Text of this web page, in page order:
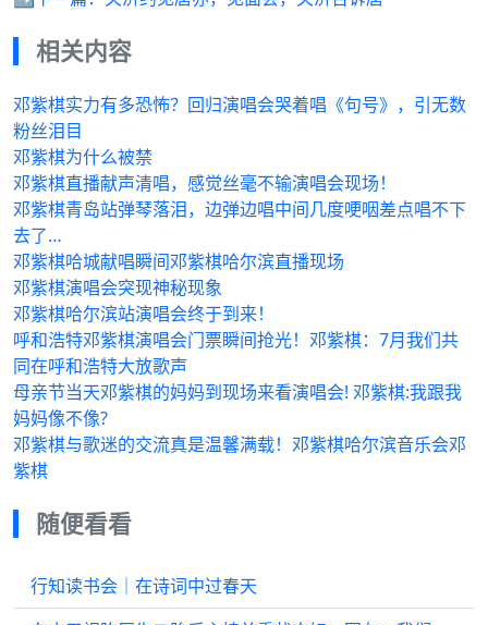
相关内容
邓紫棋实力有多恐怖？回归演唱会哭着唱《句号》，引无数
粉丝泪目
邓紫棋为什么被禁
邓紫棋直播献声清唱，感觉丝毫不输演唱会现场！
邓紫棋青岛站弹琴落泪，边弹边唱中间几度哽咽差点唱不下
去了…
邓紫棋哈城献唱瞬间邓紫棋哈尔滨直播现场
邓紫棋演唱会突现神秘现象
邓紫棋哈尔滨站演唱会终于到来！
呼和浩特邓紫棋演唱会门票瞬间抢光！邓紫棋：7月我们共
同在呼和浩特大放歌声
母亲节当天邓紫棋的妈妈到现场来看演唱会! 邓紫棋:我跟我
妈妈像不像?
邓紫棋与歌迷的交流真是温馨满载！邓紫棋哈尔滨音乐会邓
紫棋
随便看看
行知读书会｜在诗词中过春天